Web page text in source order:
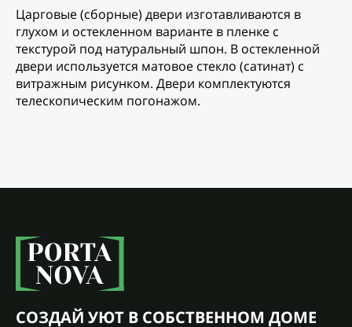
Царговые (сборные) двери изготавливаются в
глухом и остекленном варианте в пленке с
текстурой под натуральный шпон. В остекленной
двери используется матовое стекло (сатинат) с
витражным рисунком. Двери комплектуются
телескопическим погонажом.
СОЗДАЙ УЮТ В СОБСТВЕННОМ ДОМЕ